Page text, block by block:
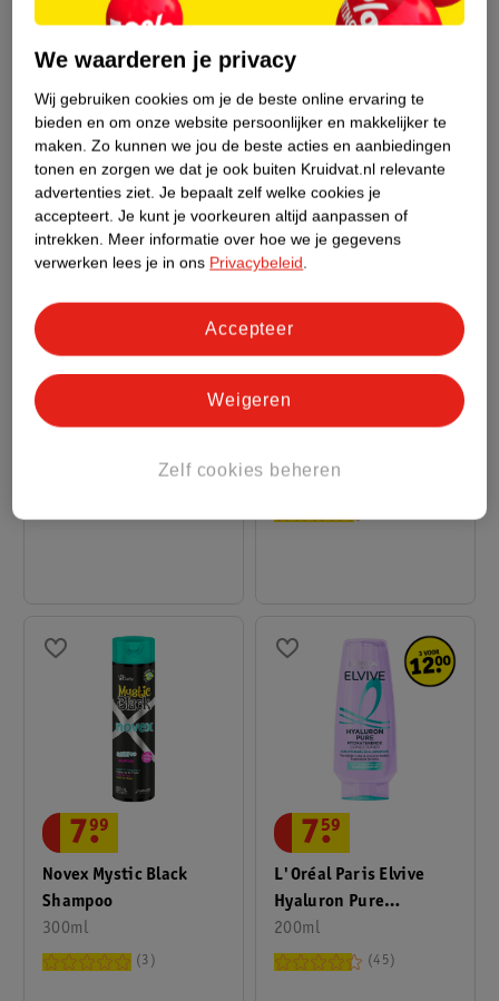
Glycolic Gloss Glans
Booster Leave-In
Serum
150ml
Total Repair 5
Herstellende
Conditioner
200ml
L'Oréal Paris Elvive
Glansactiverend
van 5.
49
Alpecin Liquid Hair
200ml
9.
95
Novex Mystic Black
Shampoo
300ml
7.
99
3
L'Oréal Paris Elvive
Hyaluron Pure
Hydraterende
Conditioner
200ml
7.
59
45
We waarderen je privacy
Wij gebruiken cookies om je de beste online ervaring te
bieden en om onze website persoonlijker en makkelijker te
maken. Zo kunnen we jou de beste acties en aanbiedingen
tonen en zorgen we dat je ook buiten Kruidvat.nl relevante
advertenties ziet. Je bepaalt zelf welke cookies je
accepteert. Je kunt je voorkeuren altijd aanpassen of
intrekken. Meer informatie over hoe we je gegevens
verwerken lees je in ons Privacybeleid.
Zelf cookies beheren
Weigeren
Accepteer